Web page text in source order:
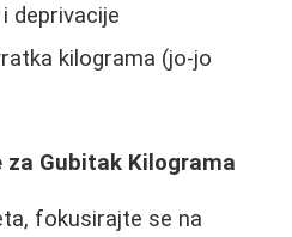
deprivacije
kilograma (jo-jo
Gubitak Kilograma
fokusirajte se na